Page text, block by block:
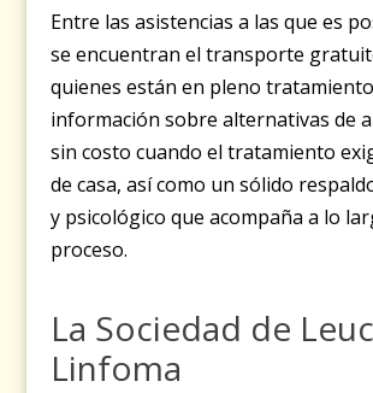
Entre las asistencias a las que es
se encuentran el transporte
quienes están en pleno
información sobre alternativas de
sin costo cuando el tratamiento
de casa, así como un sólido
y psicológico que acompaña a lo
proceso.
La Sociedad de
Linfoma